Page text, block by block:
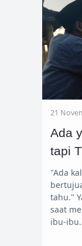
21
Ada
tapi
"Ada
tahu." Ya, begitulah kesimpulan saya
saat
ibu-